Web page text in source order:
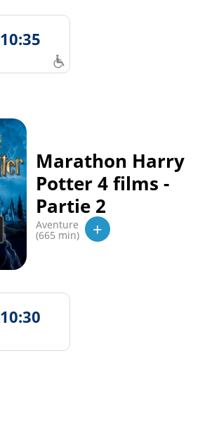
10:35
Marathon Harry
Potter 4 films -
Partie 2
Aventure
(665 min) +
10:30